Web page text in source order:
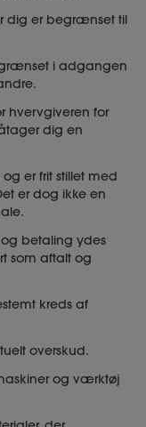
dig er begrænset til
i adgangen
hvervgiveren for
dig en
er frit stillet med
er dog ikke en
betaling ydes
som aftalt og
kreds af
overskud.
og værktøj